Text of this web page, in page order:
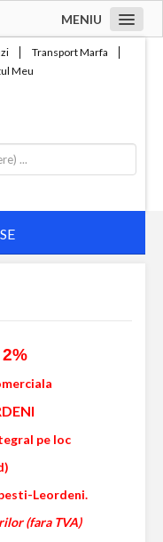
MENIU
Transport Marfa
Meu
pe loc
Leordeni.
(fara TVA)